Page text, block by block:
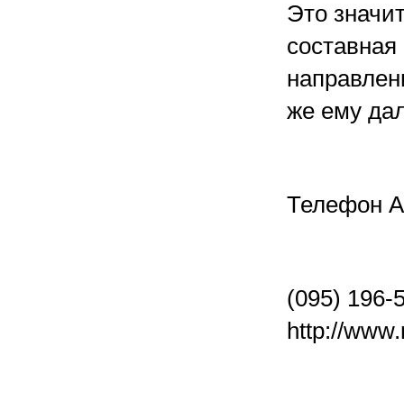
Это
же ему
Телефон
(095) 196-
http://